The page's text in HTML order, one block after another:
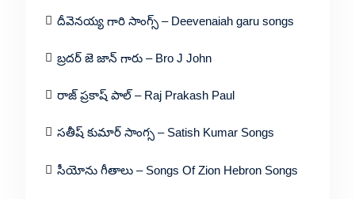
దీవెనయ్య గారి సాంగ్స్ – Deevenaiah garu songs
బ్రదర్ జె జాన్ గారు – Bro J John
రాజ్ ప్రకాష్ పాల్ – Raj Prakash Paul
సతీష్ కుమార్ సాంగ్స – Satish Kumar Songs
సీయోను గీతాలు – Songs Of Zion Hebron Songs